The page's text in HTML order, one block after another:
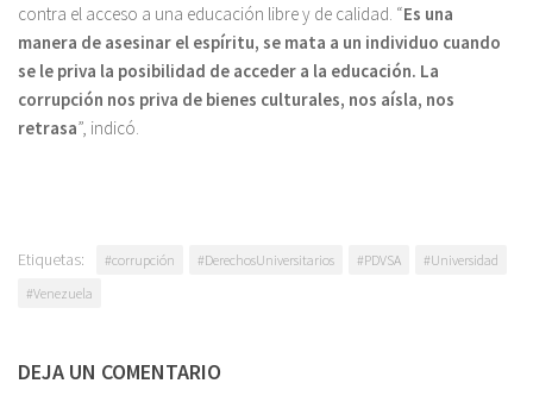
contra el acceso a una educación libre y de calidad. “Es una
manera de asesinar el espíritu, se mata a un individuo cuando
se le priva la posibilidad de acceder a la educación. La
corrupción nos priva de bienes culturales, nos aísla, nos
retrasa”, indicó.
Etiquetas: #corrupción #DerechosUniversitarios #PDVSA
#Universidad
#Venezuela
DEJA UN COMENTARIO